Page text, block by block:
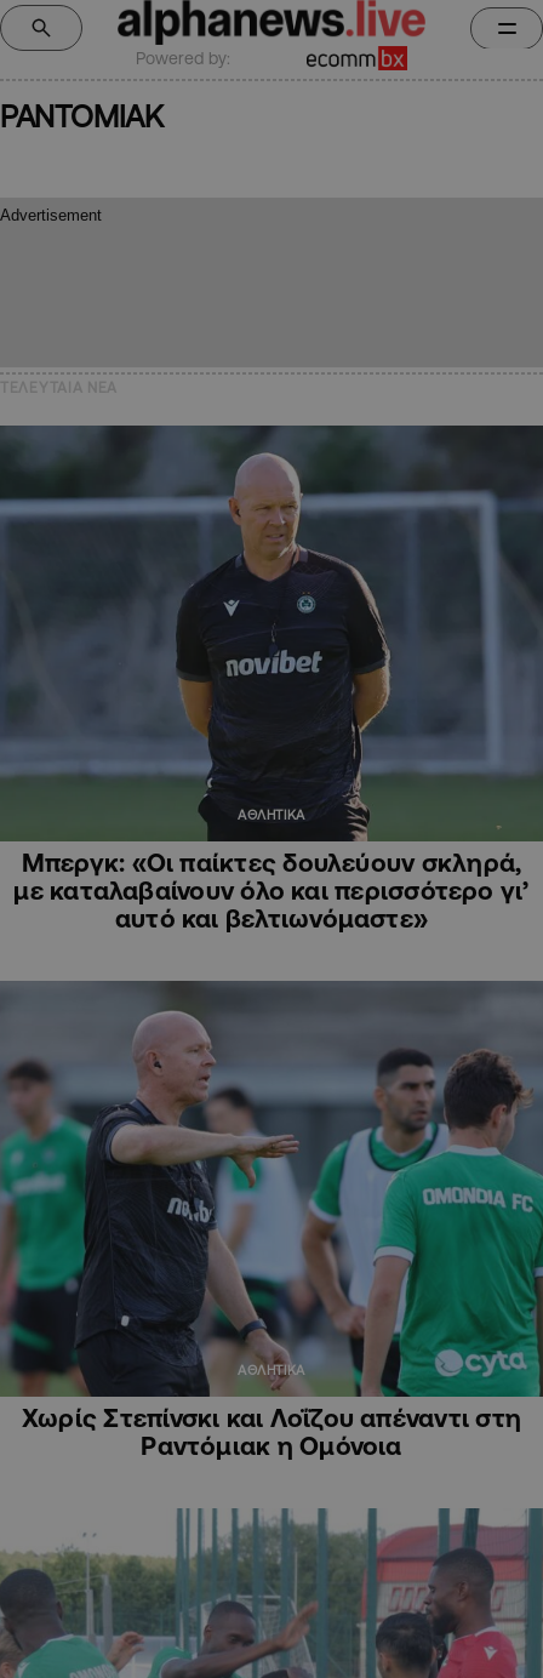
Powered by:
ΡΑΝΤΟΜΙΑΚ
ΑΘΛΗΤΙΚΑ
Μπεργκ: «Οι παίκτες δουλεύουν σκληρά,
με καταλαβαίνουν όλο και περισσότερο γι’
αυτό και βελτιωνόμαστε»
ΑΘΛΗΤΙΚΑ
Χωρίς Στεπίνσκι και Λοΐζου απέναντι στη
Ραντόμιακ η Ομόνοια